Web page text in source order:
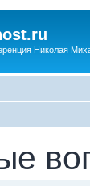
Николая